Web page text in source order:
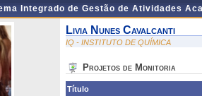
Integrado de Gestão de Atividades
Livia Nunes Cavalcanti
IQ - INSTITUTO DE QUÍMICA
Projetos de Monitoria
Título